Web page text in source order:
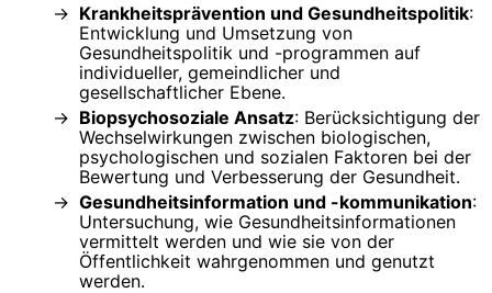
Krankheitsprävention und Gesundheitspolitik:
Entwicklung und Umsetzung von
Gesundheitspolitik und -programmen auf
individueller, gemeindlicher und
gesellschaftlicher Ebene.
Biopsychosoziale Ansatz: Berücksichtigung der
Wechselwirkungen zwischen biologischen,
psychologischen und sozialen Faktoren bei der
Bewertung und Verbesserung der Gesundheit.
Gesundheitsinformation und -kommunikation:
Untersuchung, wie Gesundheitsinformationen
vermittelt werden und wie sie von der
Öffentlichkeit wahrgenommen und genutzt
werden.